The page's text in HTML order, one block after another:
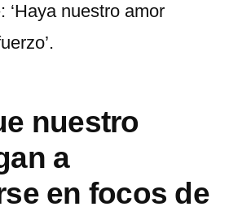
‘Haya nuestro amor
nuestro
a
en focos de